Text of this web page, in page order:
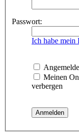
Passwort:
Ich habe mein
Meinen
verbergen